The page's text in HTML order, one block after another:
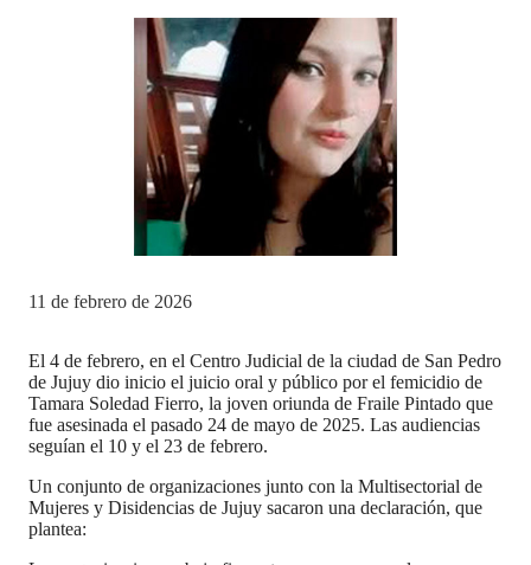
11 de febrero de 2026
El 4 de febrero, en el Centro Judicial de la ciudad de San Pedro
de Jujuy dio inicio el juicio oral y público por el femicidio de
Tamara Soledad Fierro, la joven oriunda de Fraile Pintado que
fue asesinada el pasado 24 de mayo de 2025. Las audiencias
seguían el 10 y el 23 de febrero.
Un conjunto de organizaciones junto con la Multisectorial de
Mujeres y Disidencias de Jujuy sacaron una declaración, que
plantea: